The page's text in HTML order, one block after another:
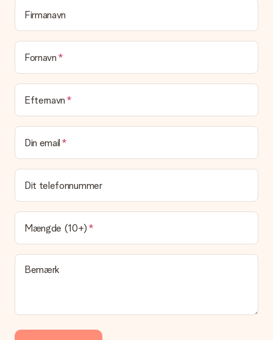
Firmanavn
Fornavn
Efternavn
Din email
Dit telefonnummer
Mængde (10+)
Bemærk